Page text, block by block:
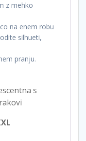
z mehko
na enem robu
silhueti,
pranju.
s